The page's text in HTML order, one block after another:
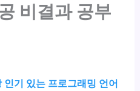
비결과 공부
기 있는 프로그래밍 언어